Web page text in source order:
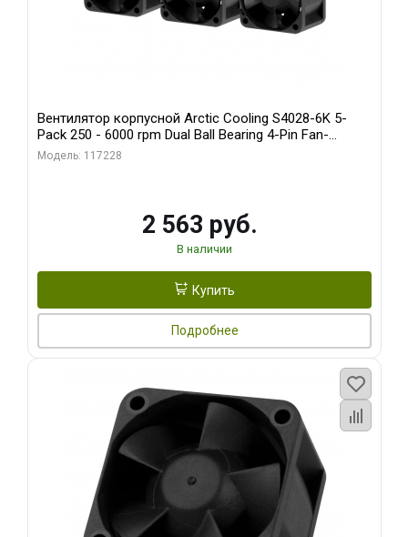
Вентилятор корпусной Arctic Cooling S4028-6K 5-
Pack 250 - 6000 rpm Dual Ball Bearing 4-Pin Fan-
Connector (ACFAN00273A)
Модель: 117228
2 563 руб.
В наличии
Купить
Подробнее